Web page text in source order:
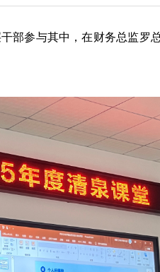
参与其中，在财务总监罗